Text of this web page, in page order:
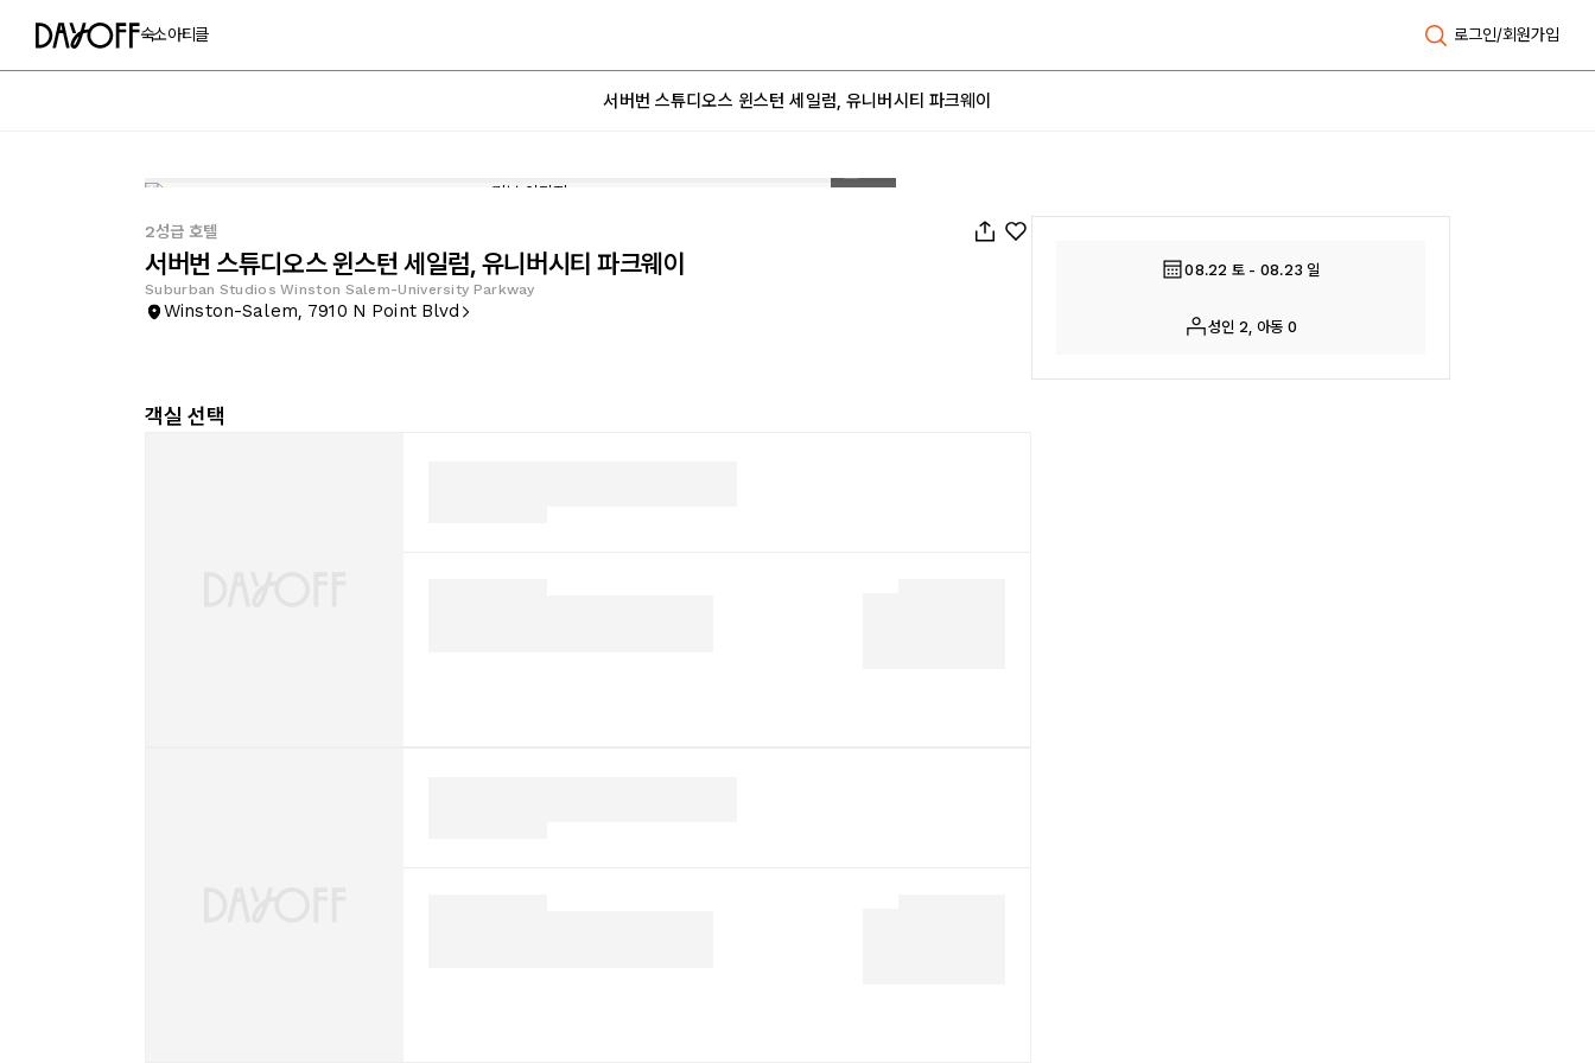
숙소아티클 로그인/회원가입
서버번 스튜디오스 윈스턴 세일럼, 유니버시티 파크웨이
2성급 호텔
서버번 스튜디오스 윈스턴 세일럼, 유니버시티 파크웨이
Suburban Studios Winston Salem-University Parkway
Winston-Salem, 7910 N Point Blvd
객실 선택
08.22 토 - 08.23 일
성인 2, 아동 0